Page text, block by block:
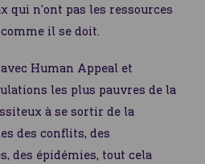
qui n'ont pas les ressources
il se doit.
Human Appeal et
les plus pauvres de la
à se sortir de la
des conflits, des
des épidémies, tout cela